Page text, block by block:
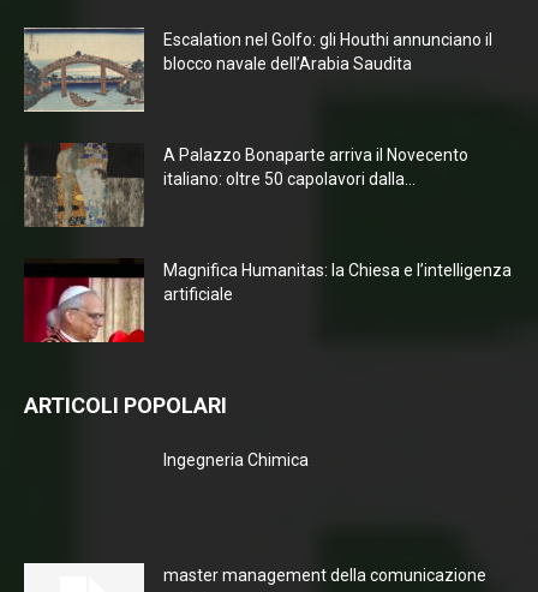
Escalation nel Golfo: gli Houthi annunciano il
blocco navale dell’Arabia Saudita
A Palazzo Bonaparte arriva il Novecento
italiano: oltre 50 capolavori dalla...
Magnifica Humanitas: la Chiesa e l’intelligenza
artificiale
ARTICOLI POPOLARI
Ingegneria Chimica
master management della comunicazione